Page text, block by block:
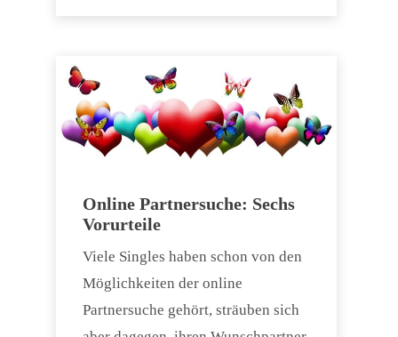
Online Partnersuche: Sechs
Vorurteile
Viele Singles haben schon von den
Möglichkeiten der online
Partnersuche gehört, sträuben sich